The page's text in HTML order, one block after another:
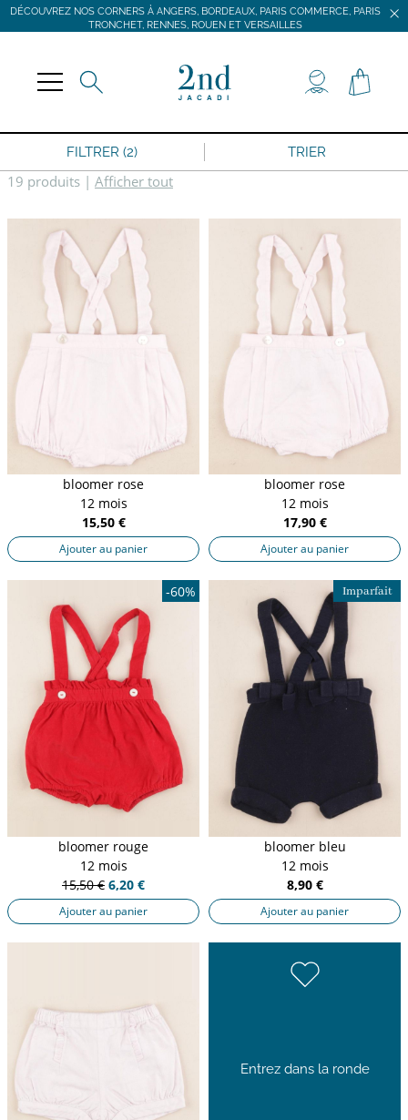
DÉCOUVREZ NOS CORNERS À ANGERS, BORDEAUX, PARIS COMMERCE, PARIS
TRONCHET, RENNES, ROUEN ET VERSAILLES
DÉCOUVREZ NOS CORNERS À ANGERS, BORDEAUX, PARIS COMMERCE, PARIS
TRONCHET, RENNES, ROUEN ET VERSAILLES
FILTRER (2) TRIER
19 produits | Afficher tout
bloomer rose
12 mois
15,50 €
Ajouter au panier
bloomer rose
12 mois
17,90 €
Ajouter au panier
-60%
bloomer rouge
12 mois
15,50 € 6,20 €
Ajouter au panier
Imparfait
bloomer bleu
12 mois
8,90 €
Ajouter au panier
Entrez dans la ronde